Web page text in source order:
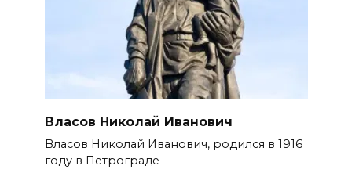
Власов Николай Иванович
Власов Николай Иванович, родился в 1916
году в Петрограде